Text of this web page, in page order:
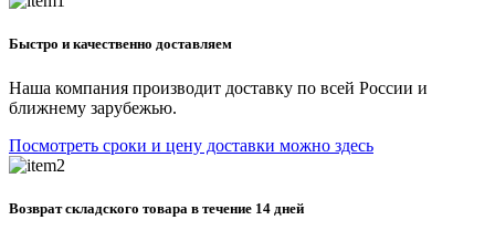
Быстро и качественно доставляем
Наша компания производит доставку по всей России и
ближнему зарубежью.
Посмотреть сроки и цену доставки можно здесь
Возврат складского товара в течение 14 дней